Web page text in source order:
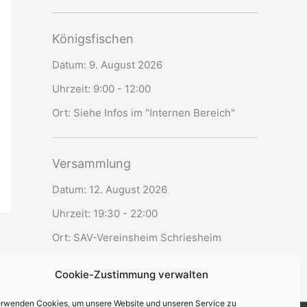
Cookie-Zustimmung verwalten
Cookies, um unsere Website und unseren Service zu
Königsfischen
Datum: 9. August 2026
Uhrzeit: 9:00 - 12:00
Ort: Siehe Infos im "Internen Bereich"
Versammlung
Datum: 12. August 2026
Uhrzeit: 19:30 - 22:00
Ort: SAV-Vereinsheim Schriesheim